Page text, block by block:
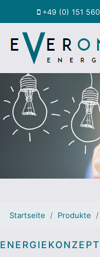
+49 (0) 151
Startseite Produkte